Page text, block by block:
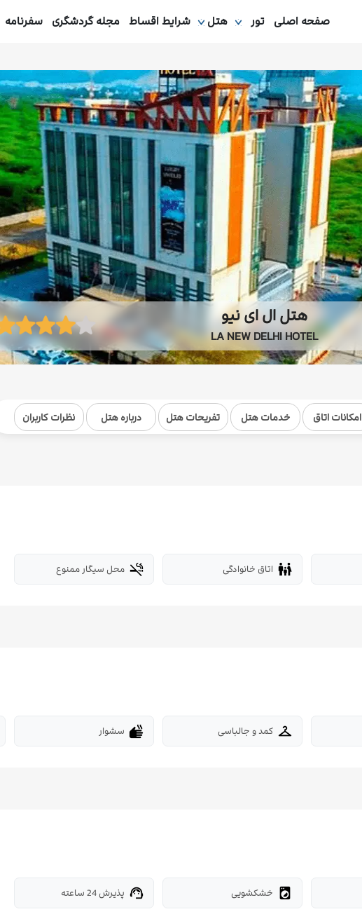
صفحه اصلی تور هتل شرایط اقساط مجله گردشگری سفرنامه
هتل ال ای نیو
LA NEW DELHI HOTEL
امکانات اتاق خدمات هتل تفریحات هتل درباره هتل نظرات کاربران
family_restroom اتاق خانوادگی smoke_free محل سیگار ممنوع
checkroom کمد و جالباسی dry سشوار
local_laundry_service خشکشویی support_agent پذیرش 24 ساعته